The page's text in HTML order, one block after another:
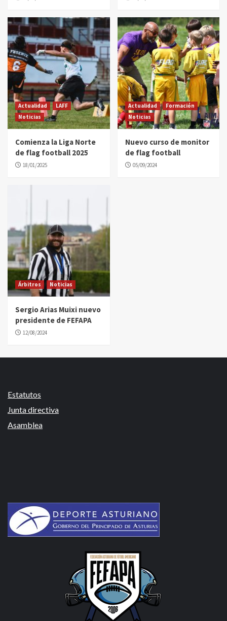
Actualidad
LAFF
Noticias
Comienza la Liga Norte
de flag football 2025
18/01/2025
Actualidad
Formación
Noticias
Nuevo curso de monitor
de flag football
05/09/2024
Árbitros Noticias
Sergio Arias Muixi nuevo
presidente de FEFAPA
12/08/2024
Estatutos
Junta directiva
Asamblea